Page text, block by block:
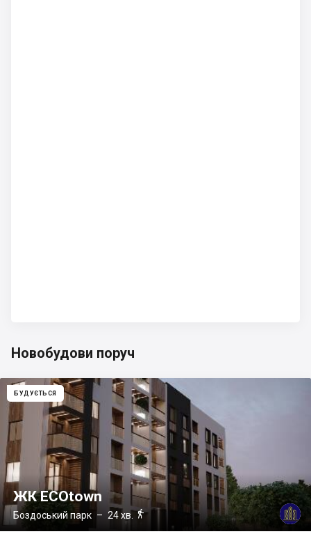
Новобудови поруч
БУДУЄТЬСЯ
ЖК ECOtown
Боздоський парк – 24 хв. 